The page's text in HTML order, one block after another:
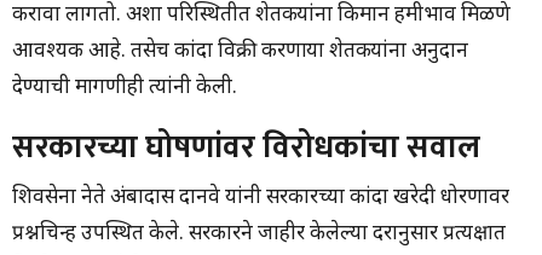
करावा लागतो. अशा परिस्थितीत शेतकऱ्यांना किमान हमीभाव मिळणे
आवश्यक आहे. तसेच कांदा विक्री करणाऱ्या शेतकऱ्यांना अनुदान
देण्याची मागणीही त्यांनी केली.
सरकारच्या घोषणांवर विरोधकांचा सवाल
शिवसेना नेते अंबादास दानवे यांनी सरकारच्या कांदा खरेदी धोरणावर
प्रश्नचिन्ह उपस्थित केले. सरकारने जाहीर केलेल्या दरानुसार प्रत्यक्षात